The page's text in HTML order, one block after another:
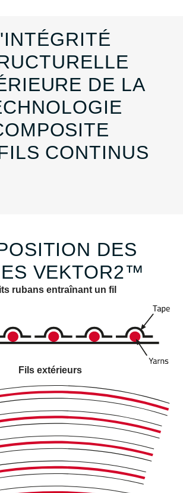
DE LA
CONTINUS
DES
VEKTOR2™
rubans entraînant un fil
Fils extérieurs